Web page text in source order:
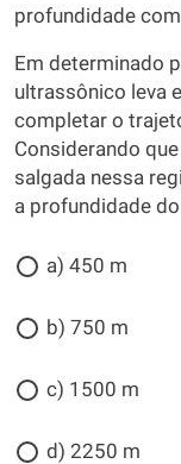
profundidade
Em determinado
ultrassônico leva
completar o
Considerando
salgada nessa
a profundidade
a) 450 m
b) 750 m
c) 1500 m
d) 2250 m